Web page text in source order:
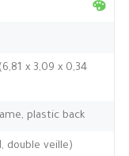
x 3,09 x 0,34
plastic back
double veille)